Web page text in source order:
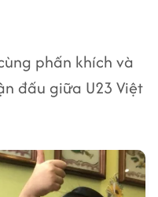
phấn khích và
đấu giữa U23 Việt